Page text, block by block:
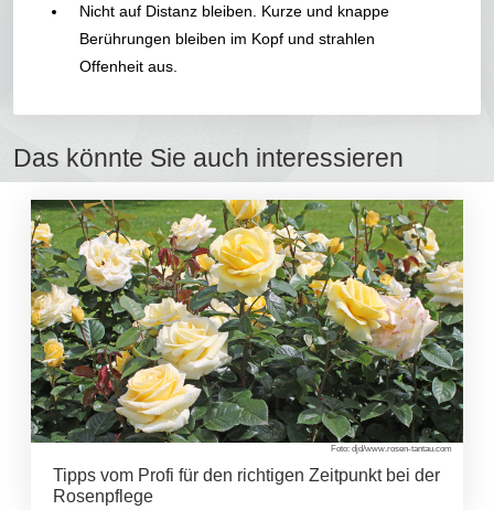
Nicht auf Distanz bleiben. Kurze und knappe
Berührungen bleiben im Kopf und strahlen
Offenheit aus.
Das könnte Sie auch interessieren
Foto: djd/www.rosen-tantau.com
Tipps vom Profi für den richtigen Zeitpunkt bei der
Rosenpflege